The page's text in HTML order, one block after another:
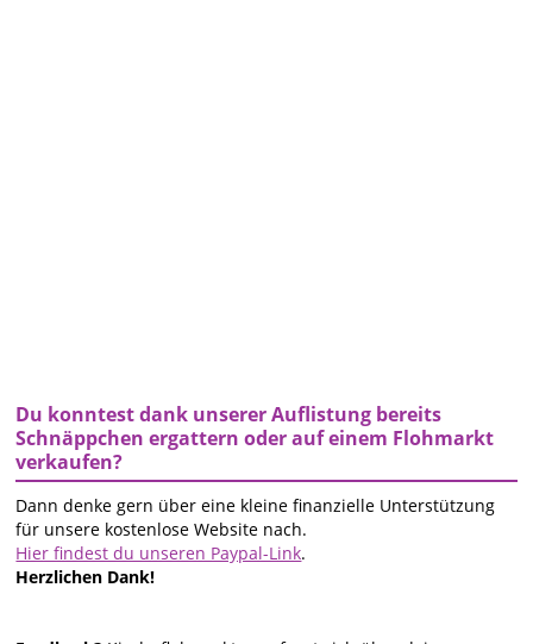
Du konntest dank unserer Auflistung bereits
Schnäppchen ergattern oder auf einem Flohmarkt
verkaufen?
Dann denke gern über eine kleine finanzielle Unterstützung
für unsere kostenlose Website nach.
Hier findest du unseren Paypal-Link.
Herzlichen Dank!